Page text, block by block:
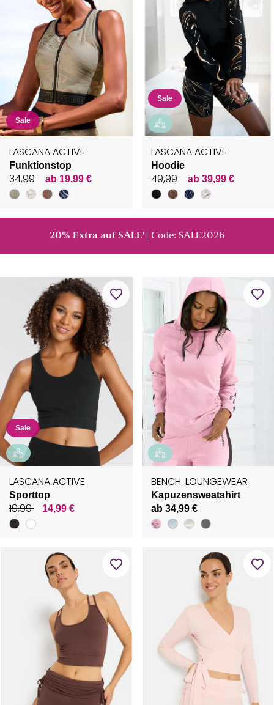
Sale
LASCANA ACTIVE
Funktionstop
34,99 ab 19,99 €
Sale
LASCANA ACTIVE
Hoodie
49,99 ab 39,99 €
20% Extra auf SALE ¹ | Code: SALE2026
Sale
LASCANA ACTIVE
Sporttop
19,99 14,99 €
BENCH. LOUNGEWEAR
Kapuzensweatshirt
ab 34,99 €